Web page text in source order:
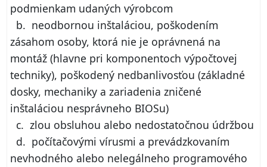
podmienkam udaných výrobcom
b. neodbornou inštaláciou, poškodením
zásahom osoby, ktorá nie je oprávnená na
montáž (hlavne pri komponentoch výpočtovej
techniky), poškodený nedbanlivosťou (základné
dosky, mechaniky a zariadenia zničené
inštaláciou nesprávneho BIOSu)
c. zlou obsluhou alebo nedostatočnou údržbou
d. počítačovými vírusmi a prevádzkovaním
nevhodného alebo nelegálneho programového